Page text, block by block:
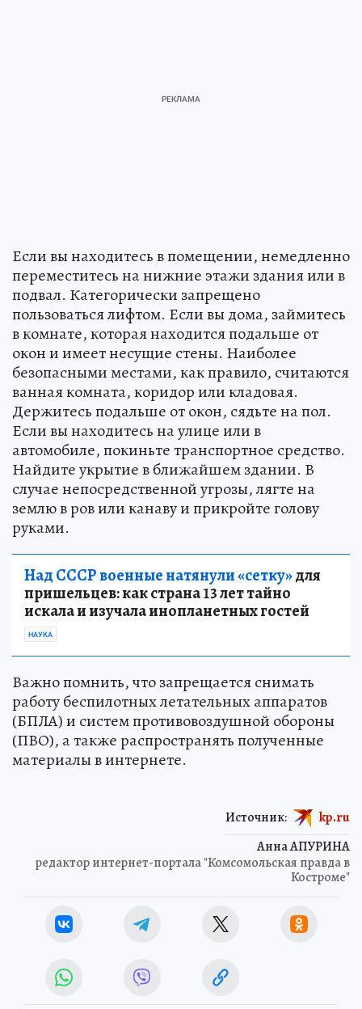
Если вы находитесь в помещении, немедленно
переместитесь на нижние этажи здания или в
подвал. Категорически запрещено
пользоваться лифтом. Если вы дома, займитесь
в комнате, которая находится подальше от
окон и имеет несущие стены. Наиболее
безопасными местами, как правило, считаются
ванная комната, коридор или кладовая.
Держитесь подальше от окон, сядьте на пол.
Если вы находитесь на улице или в
автомобиле, покиньте транспортное средство.
Найдите укрытие в ближайшем здании. В
случае непосредственной угрозы, лягте на
землю в ров или канаву и прикройте голову
руками.
Над СССР военные натянули «сетку»для
пришельцев: как страна 13 лет тайно
искала и изучала инопланетных гостей
НАУКА
Важно помнить, что запрещается снимать
работу беспилотных летательных аппаратов
(БПЛА) и систем противовоздушной обороны
(ПВО), а также распространять полученные
материалы в интернете.
Анна АПУРИНА
редактор интернет-портала "Комсомольская правда в
Костроме"
Источник: kp.ru